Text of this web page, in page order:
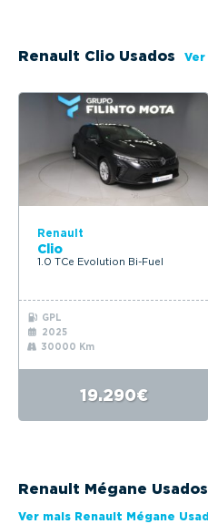
Renault Clio Usados Ver
Renault
Clio
1.0 TCe Evolution Bi-Fuel
GPL
2025
30000 Km
19.290€
Renault Mégane Usados
Ver mais Renault Mégane